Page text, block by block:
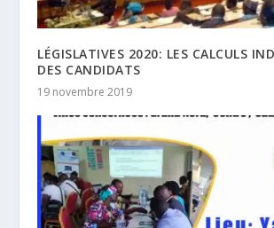
LÉGISLATIVES 2020: LES CALCULS
DES CANDIDATS
19 novembre 2019